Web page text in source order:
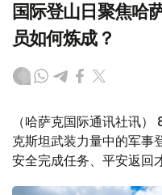
国际登山日聚焦哈
员如何炼成？
（哈萨克国际通讯社讯
克斯坦武装力量中的军事
安全完成任务、平安返回